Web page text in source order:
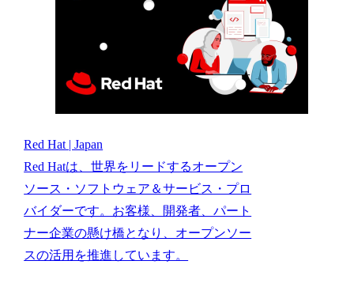
Red Hat | Japan
Red Hatは、世界をリードするオープン
ソース・ソフトウェア＆サービス・プロ
バイダーです。お客様、開発者、パート
ナー企業の懸け橋となり、オープンソー
スの活用を推進しています。